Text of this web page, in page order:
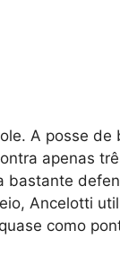
A posse de
apenas
bastante
Ancelotti
como